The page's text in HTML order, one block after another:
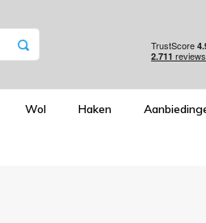
Wol Haken